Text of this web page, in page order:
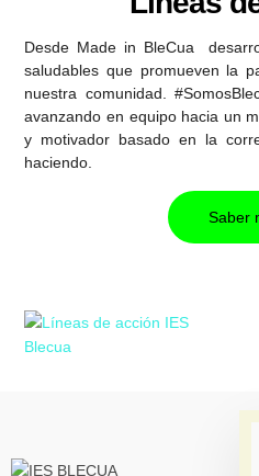
Desde Made in BleCua
saludables que promueven la
nuestra comunidad.
avanzando en equipo hacia un
y motivador basado en la
haciendo.
Saber